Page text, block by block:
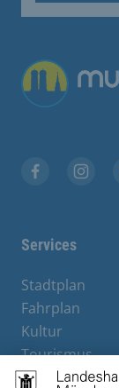
Services
Stadtplan
Fahrplan
Kultur
Tourismus
M-Strom